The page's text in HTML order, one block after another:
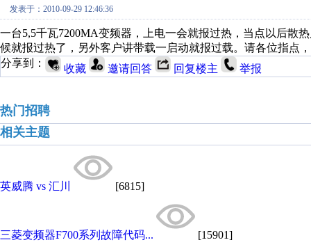
发表于：2010-09-29 12:46:36
一台5,5千瓦7200MA变频器，上电一会就报过热，当点以后散
候就报过热了，另外客户讲带载一启动就报过载。请各位指点
分享到：
收藏 邀请回答 回复楼主 举报
热门招聘
相关主题
英威腾 vs 汇川 [6815]
三菱变频器F700系列故障代码... [15901]